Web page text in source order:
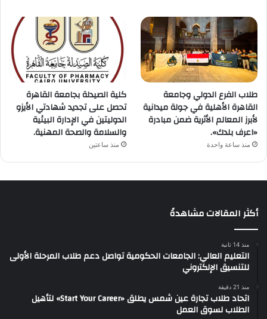
طلاب الفرع الدولي وجامعة
القاهرة الأهلية في جولة ميدانية
لأبرز المعالم الأثرية ضمن مبادرة
«اعرف بلدك».
منذ ساعة واحدة
كلية الصيدلة بجامعة القاهرة
تحصل على تجديد شهادتي الأيزو
الدوليتين في الإدارة البيئية
والسلامة والصحة المهنية.
منذ ساعتين
أكثر المقالات مشاهدةً
منذ 14 ثانية
التعليم العالي: الجامعات الحكومية تواصل دعم طلاب المرحلة الأولى
للتنسيق الإلكتروني
منذ 21 دقيقة
اتحاد طلاب تجارة عين شمس يطلق «Start Your Career» لتأهيل
الطلاب لسوق العمل